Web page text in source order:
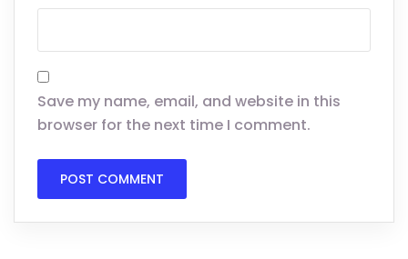
Save my name, email, and website in this
browser for the next time I comment.